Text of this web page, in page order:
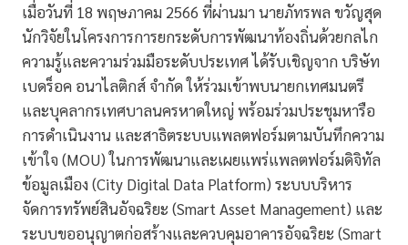
เมื่อวันที่ 18 พฤษภาคม 2566 ที่ผ่านมา นายภัทรพล ขวัญสุด
นักวิจัยในโครงการการยกระดับการพัฒนาท้องถิ่นด้วยกลไก
ความรู้และความร่วมมือระดับประเทศ ได้รับเชิญจาก บริษัท
เบดร็อค อนาไลติกส์ จำกัด ให้ร่วมเข้าพบนายกเทศมนตรี
และบุคลากรเทศบาลนครหาดใหญ่ พร้อมร่วมประชุมหารือ
การดำเนินงาน และสาธิตระบบแพลตฟอร์มตามบันทึกความ
เข้าใจ (MOU) ในการพัฒนาและเผยแพร่แพลตฟอร์มดิจิทัล
ข้อมูลเมือง (City Digital Data Platform) ระบบบริหาร
จัดการทรัพย์สินอัจฉริยะ (Smart Asset Management) และ
ระบบขออนุญาตก่อสร้างและควบคุมอาคารอัจฉริยะ (Smart